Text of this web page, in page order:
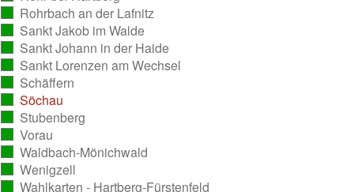
ausgezählt)
Rohrbach an der Lafnitz(vollständig
ausgezählt)
Sankt Jakob im Walde
ausgezählt)
Sankt Johann in der Haide(vollständig
ausgezählt)
Sankt Lorenzen am Wechsel
(vollständig
ausgezählt)
Schäffern
ausgezählt)
Söchau
ausgezählt)
Stubenberg
ausgezählt)
Vorau
ausgezählt)
Waldbach-Mönichwald(vollständig
ausgezählt)
Wenigzell
Wahlkarten - Hartberg-Fürstenfeld